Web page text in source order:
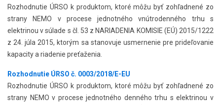
Rozhodnutie ÚRSO k produktom, ktoré môžu byť zohľadnené zo
strany NEMO v procese jednotného vnútrodenného trhu s
elektrinou v súlade s čl. 53 z NARIADENIA KOMISIE (EÚ) 2015/1222
z 24. júla 2015, ktorým sa stanovuje usmernenie pre prideľovanie
kapacity a riadenie preťaženia.
Rozhodnutie ÚRSO č. 0003/2018/E-EU
Rozhodnutie ÚRSO k produktom, ktoré môžu byť zohľadnené zo
strany NEMO v procese jednotného denného trhu s elektrinou v